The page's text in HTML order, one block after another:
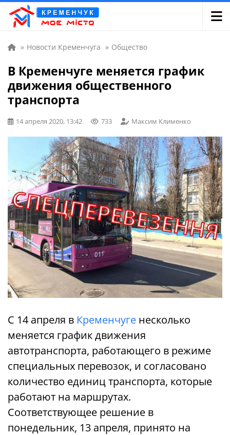
» Новости Кременчуга » Общество
В Кременчуге меняется график
движения общественного
транспорта
14 апреля 2020, 13:42 733 Максим Клименко
С 14 апреля в Кременчуге несколько
меняется график движения
автотранспорта, работающего в режиме
специальных перевозок, и согласовано
количество единиц транспорта, которые
работают на маршрутах.
Соответствующее решение в
понедельник, 13 апреля, принято на